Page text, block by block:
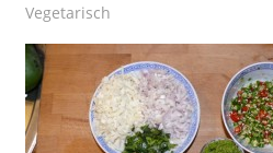
Vegetarisch